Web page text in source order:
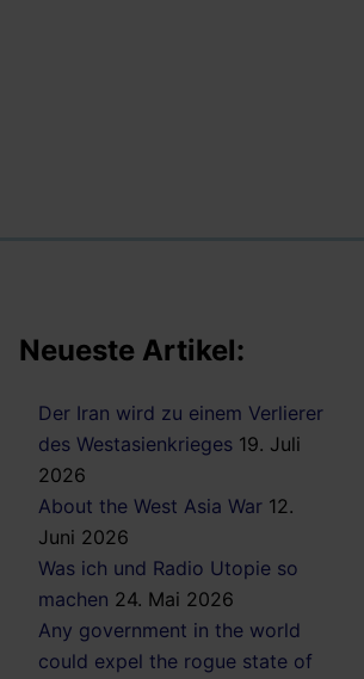
Neueste Artikel:
Der Iran wird zu einem Verlierer
des Westasienkrieges 19. Juli
2026
About the West Asia War 12.
Juni 2026
Was ich und Radio Utopie so
machen 24. Mai 2026
Any government in the world
could expel the rogue state of